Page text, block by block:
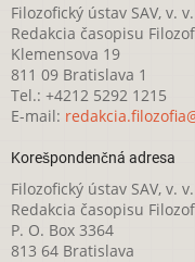
Filozofický ústav SAV, v.
Redakcia časopisu
Klemensova 19
811 09 Bratislava 1
Tel.: +4212 5292 1215
E-mail:
Korešpondenčná adresa
Filozofický ústav SAV, v.
Redakcia časopisu
P. O. Box 3364
813 64 Bratislava